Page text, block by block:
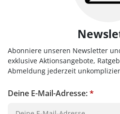
Abonniere unseren Newsletter
exklusive Aktionsangebote,
Abmeldung jederzeit
Deine E-Mail-Adresse:*